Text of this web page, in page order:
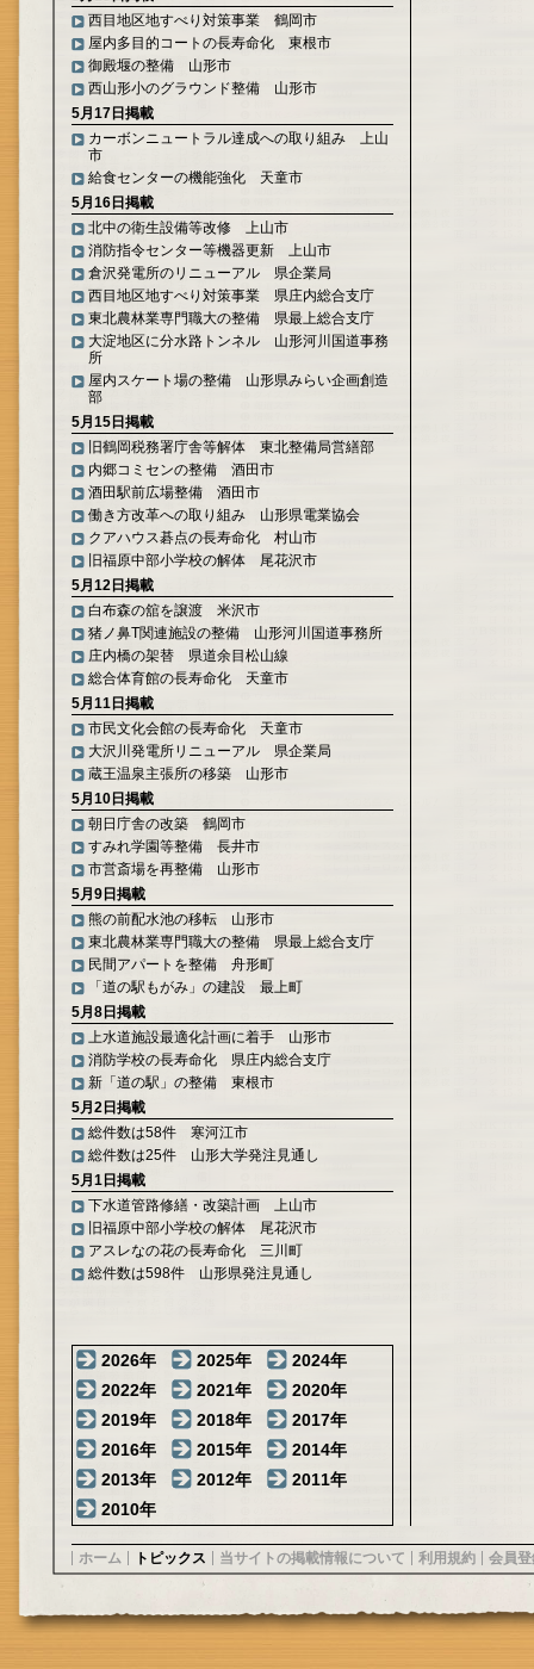
西目地区地すべり対策事業 鶴岡市
屋内多目的コートの長寿命化 東根市
御殿堰の整備 山形市
西山形小のグラウンド整備 山形市
5月17日掲載
カーボンニュートラル達成への取り組み 上山
市
給食センターの機能強化 天童市
5月16日掲載
北中の衛生設備等改修 上山市
消防指令センター等機器更新 上山市
倉沢発電所のリニューアル 県企業局
西目地区地すべり対策事業 県庄内総合支庁
東北農林業専門職大の整備 県最上総合支庁
大淀地区に分水路トンネル 山形河川国道事務
所
屋内スケート場の整備 山形県みらい企画創造
部
5月15日掲載
旧鶴岡税務署庁舎等解体 東北整備局営繕部
内郷コミセンの整備 酒田市
酒田駅前広場整備 酒田市
働き方改革への取り組み 山形県電業協会
クアハウス碁点の長寿命化 村山市
旧福原中部小学校の解体 尾花沢市
5月12日掲載
白布森の舘を譲渡 米沢市
猪ノ鼻T関連施設の整備 山形河川国道事務所
庄内橋の架替 県道余目松山線
総合体育館の長寿命化 天童市
5月11日掲載
市民文化会館の長寿命化 天童市
大沢川発電所リニューアル 県企業局
蔵王温泉主張所の移築 山形市
5月10日掲載
朝日庁舎の改築 鶴岡市
すみれ学園等整備 長井市
市営斎場を再整備 山形市
5月9日掲載
熊の前配水池の移転 山形市
東北農林業専門職大の整備 県最上総合支庁
民間アパートを整備 舟形町
「道の駅もがみ」の建設 最上町
5月8日掲載
上水道施設最適化計画に着手 山形市
消防学校の長寿命化 県庄内総合支庁
新「道の駅」の整備 東根市
5月2日掲載
総件数は58件 寒河江市
総件数は25件 山形大学発注見通し
5月1日掲載
下水道管路修繕・改築計画 上山市
旧福原中部小学校の解体 尾花沢市
アスレなの花の長寿命化 三川町
総件数は598件 山形県発注見通し
2026年 2025年
2024年
2022年
2021年
2020年
2019年
2018年
2017年
2016年
2015年
2014年
2013年
2012年
2011年
2010年
ホーム トピックス 当サイトの掲載情報について 利用規約 会員